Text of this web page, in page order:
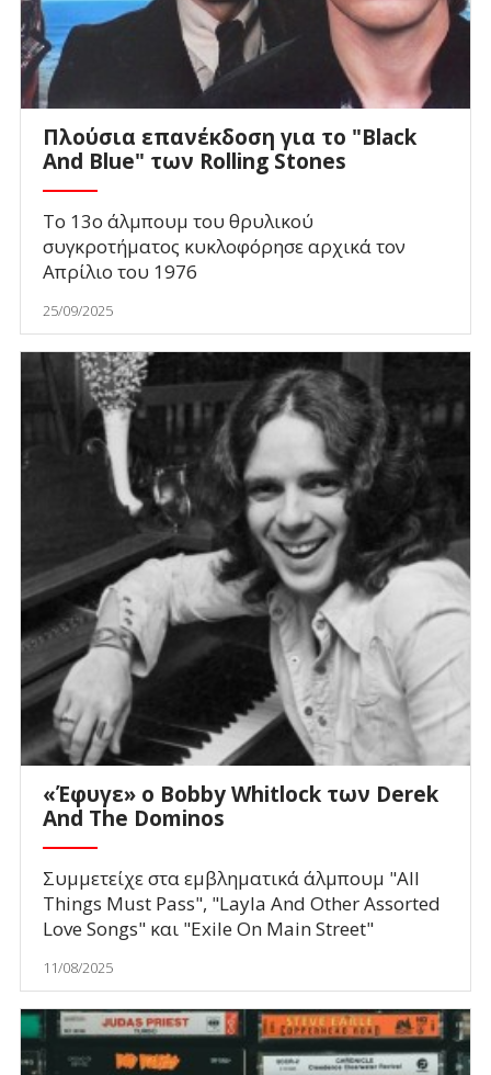
Πλούσια επανέκδοση για το "Black
And Blue" των Rolling Stones
To 13ο άλμπουμ του θρυλικού
συγκροτήματος κυκλοφόρησε αρχικά τον
Απρίλιο του 1976
25/09/2025
«Έφυγε» ο Bobby Whitlock των Derek
And The Dominos
Συμμετείχε στα εμβληματικά άλμπουμ "All
Things Must Pass", "Layla And Other Assorted
Love Songs" και "Exile On Main Street"
11/08/2025